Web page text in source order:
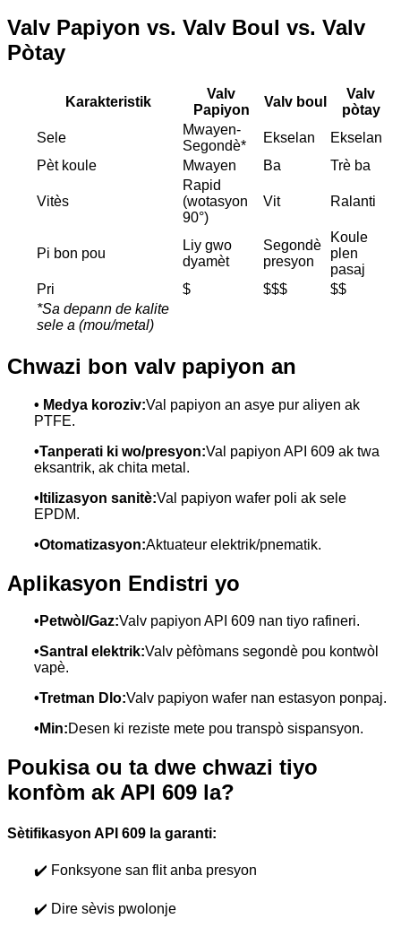
Valv Papiyon vs. Valv Boul vs. Valv
Pòtay
Karakteristik
Valv
Papiyon
Valv boul
Valv
pòtay
Sele
Mwayen-
Segondè*
Ekselan
Ekselan
Pèt koule
Mwayen Ba Trè ba
Vitès
Rapid
(wotasyon
90°)
Vit Ralanti
Pi bon pou
Liy gwo
dyamèt
Segondè
presyon
Koule
plen
pasaj
Pri
$ $$$
$$
*Sa depann de kalite
sele a (mou/metal)
Chwazi bon valv papiyon an
• Medya koroziv:Val papiyon an asye pur aliyen ak
PTFE.
•Tanperati ki wo/presyon:Val papiyon API 609 ak twa
eksantrik, ak chita metal.
• Itilizasyon sanitè:Val papiyon wafer poli ak sele
EPDM.
•Otomatizasyon:Aktuateur elektrik/pnematik.
Aplikasyon Endistri yo
• Petwòl/Gaz:Valv papiyon API 609 nan tiyo rafineri.
•Santral elektrik:Valv pèfòmans segondè pou kontwòl
vapè.
•Tretman Dlo:Valv papiyon wafer nan estasyon ponpaj.
• Min:Desen ki reziste mete pou transpò sispansyon.
Poukisa ou ta dwe chwazi tiyo
konfòm ak API 609 la?
Sètifikasyon API 609 la garanti:
✔️ Fonksyone san flit anba presyon
✔️ Dire sèvis pwolonje